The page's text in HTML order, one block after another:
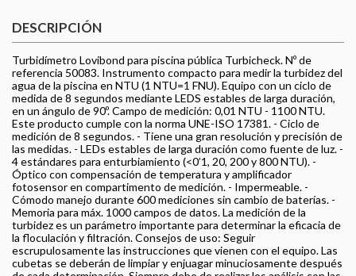
DESCRIPCIÓN
Turbidímetro Lovibond para piscina pública Turbicheck. Nº de
referencia 50083. Instrumento compacto para medir la turbidez del
agua de la piscina en NTU (1 NTU=1 FNU). Equipo con un ciclo de
medida de 8 segundos mediante LEDS estables de larga duración,
en un ángulo de 90º. Campo de medición: 0,01 NTU - 1100 NTU.
Este producto cumple con la norma UNE-ISO 17381. - Ciclo de
medición de 8 segundos. - Tiene una gran resolución y precisión de
las medidas. - LEDs estables de larga duración como fuente de luz. -
4 estándares para enturbiamiento (<0’1, 20, 200 y 800 NTU). -
Óptico con compensación de temperatura y amplificador
fotosensor en compartimento de medición. - Impermeable. -
Cómodo manejo durante 600 mediciones sin cambio de baterías. -
Memoria para máx. 1000 campos de datos. La medición de la
turbidez es un parámetro importante para determinar la eficacia de
la floculación y filtración. Consejos de uso: Seguir
escrupulosamente las instrucciones que vienen con el equipo. Las
cubetas se deberán de limpiar y enjuagar minuciosamente después